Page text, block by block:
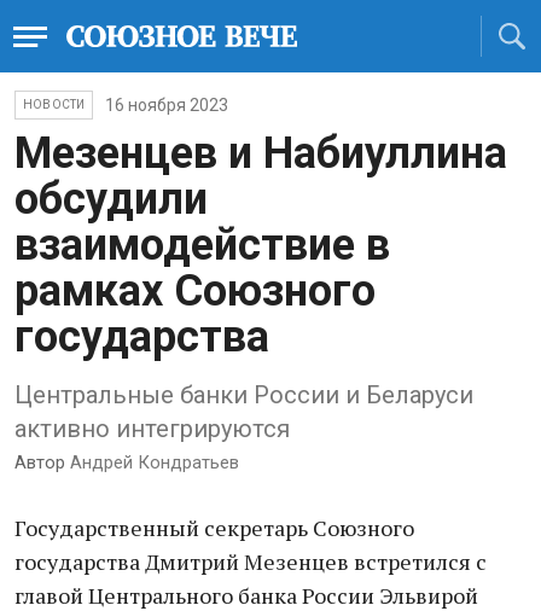
НОВОСТИ 16 ноября 2023
Мезенцев и Набиуллина
обсудили
взаимодействие в
рамках Союзного
государства
Центральные банки России и Беларуси
активно интегрируются
Автор Андрей Кондратьев
Государственный секретарь Союзного
государства Дмитрий Мезенцев встретился с
главой Центрального банка России Эльвирой